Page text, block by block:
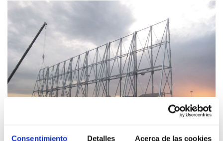
Consentimiento Detalles Acerca de las cookies